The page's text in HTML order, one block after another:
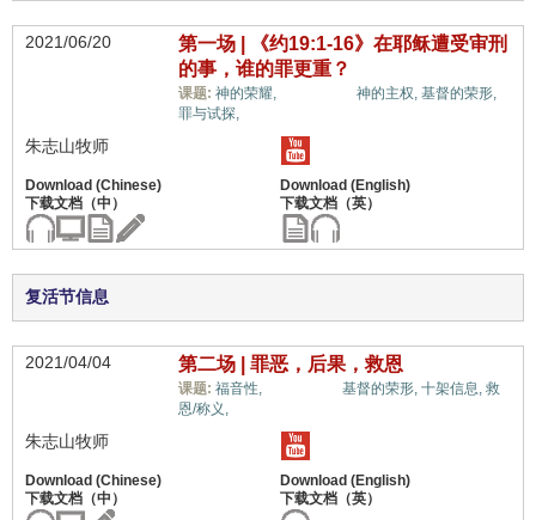
2021/06/20
第一场 | 《约19:1-16》在耶稣遭受审刑
的事，谁的罪更重？
课题: 神的荣耀, 神的主权, 基督的荣形,
罪与试探,
朱志山牧师
复活节信息
2021/04/04 第二场 | 罪恶，后果，救恩
课题: 福音性, 基督的荣形, 十架信息, 救
恩/称义,
朱志山牧师